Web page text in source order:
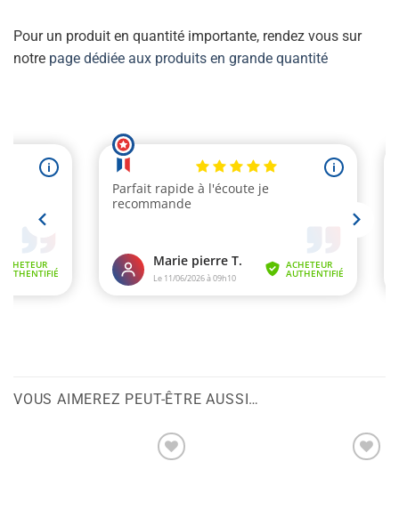
Pour un produit en quantité importante, rendez vous sur
notre page dédiée aux produits en grande quantité
VOUS AIMEREZ PEUT-ÊTRE AUSSI…